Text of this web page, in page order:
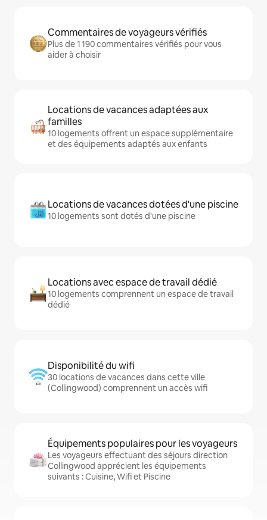
Commentaires de voyageurs vérifiés
Plus de 1 190 commentaires vérifiés pour vous
aider à choisir
Locations de vacances adaptées aux
familles
10 logements offrent un espace supplémentaire
et des équipements adaptés aux enfants
Locations de vacances dotées d'une piscine
10 logements sont dotés d'une piscine
Locations avec espace de travail dédié
10 logements comprennent un espace de travail
dédié
Disponibilité du wifi
30 locations de vacances dans cette ville
(Collingwood) comprennent un accès wifi
Équipements populaires pour les voyageurs
Les voyageurs effectuant des séjours direction
Collingwood apprécient les équipements
suivants : Cuisine, Wifi et Piscine